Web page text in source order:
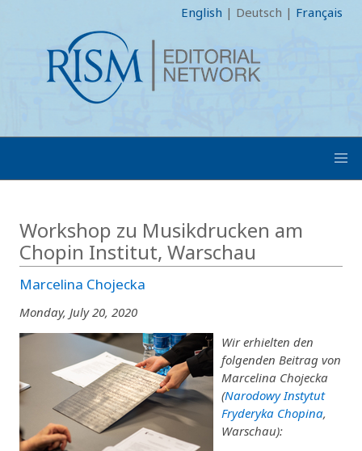
English | Deutsch | Français
Workshop zu Musikdrucken am
Chopin Institut, Warschau
Marcelina Chojecka
Monday, July 20, 2020
Wir erhielten den
folgenden Beitrag von
Marcelina Chojecka
(Narodowy Instytut
Fryderyka Chopina,
Warschau):